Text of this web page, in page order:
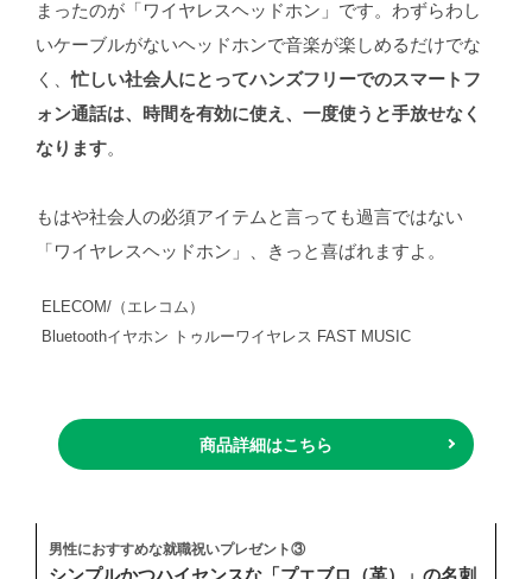
まったのが「ワイヤレスヘッドホン」です。わずらわし
いケーブルがないヘッドホンで音楽が楽しめるだけでな
く、忙しい社会人にとってハンズフリーでのスマートフ
ォン通話は、時間を有効に使え、一度使うと手放せなく
なります。
もはや社会人の必須アイテムと言っても過言ではない
「ワイヤレスヘッドホン」、きっと喜ばれますよ。
ELECOM/（エレコム）
Bluetoothイヤホン トゥルーワイヤレス FAST MUSIC
商品詳細はこちら
男性におすすめな就職祝いプレゼント③
シンプルかつハイセンスな「プエブロ（革）」の名刺